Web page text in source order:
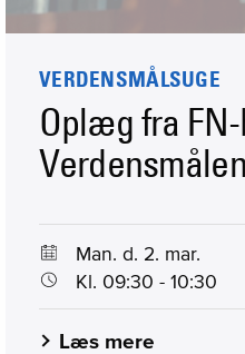
VERDENSMÅLSUGE
Oplæg fra
Man. d. 2. mar.
Kl. 09:30 - 10:30
Læs mere